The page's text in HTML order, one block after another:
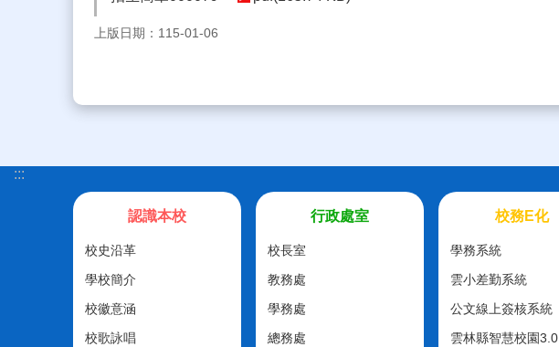
上版日期：115-01-06
:::
認識本校
校史沿革
學校簡介
校徽意涵
校歌詠唱
行政處室
校長室
教務處
學務處
總務處
校務E化
學務系統
雲小差勤系統
公文線上簽核系統
雲林縣智慧校園3.0